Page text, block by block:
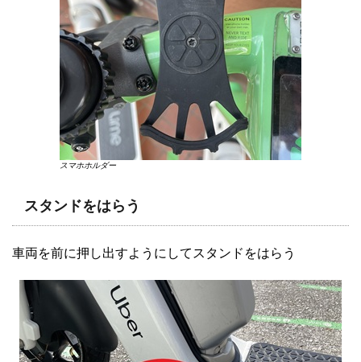
スマホホルダー
スタンドをはらう
車両を前に押し出すようにしてスタンドをはらう